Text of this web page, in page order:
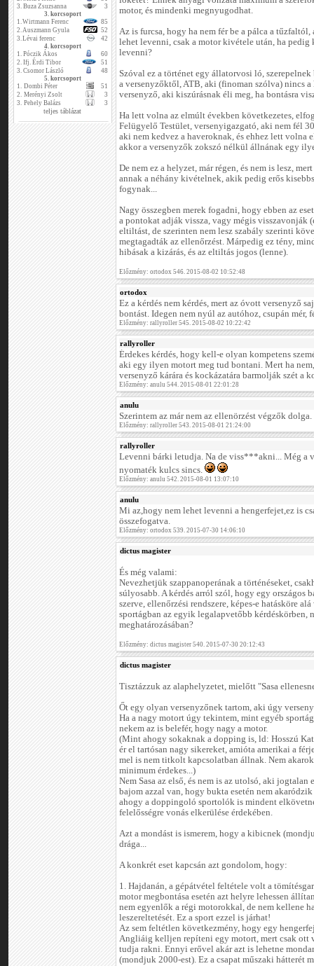
3. Buza Zsuzsanna
3
3. korcsoport
1.Wirtmann Ferenc
85
2.Auszmann Gyula
52
3.Lévai ferenc
42
4. korcsoport
1. Póczik Ákos
60
2. Ifj. Érdi Tibor
51
3. Csomor László
48
5. korcsoport
1. Dombi Péter
51
2. Merényi Zsolt
3
3. Pehely Balázs 3
teljes táblázat
motor, és mindenki megnyugodhat.
Az is furcsa, hogy ha nem fér be a pálca a
lehet levenni, csak a motor kivétele után, ha
levenni?
Szóval ez a történet egy állatorvosi ló,
a versenyzőktől, ATB, aki (finoman szólva) nincs a
versenyző, aki kiszúrásnak éli meg, ha bontásra
Ha lett volna az elmúlt években következetes,
Felügyelő Testület, versenyigazgató, aki nem fél
aki nem kedvez a haveroknak, és ehhez lett volna
akkor a versenyzők zokszó nélkül állnának egy
De nem ez a helyzet, már régen, és nem is lesz,
annak a néhány kivételnek, akik pedig erős
fogynak...
Nagy összegben merek fogadni, hogy ebben az
a pontokat adják vissza, vagy mégis visszavonják
eltiltást, de szerinten nem lesz szabály szerinti
megtagadták az ellenőrzést. Márpedig ez tény,
hibásak a kizárás, és az eltiltás jogos (lenne).
Előzmény: ortodox 546. 2015-08-02 10:52:48
ortodox
Ez a kérdés nem kérdés, mert az óvott versenyző
bontást. Idegen nem nyúl az autóhoz, csupán mér,
Előzmény: rallyroller 545. 2015-08-02 10:22:42
rallyroller
Érdekes kérdés, hogy kell-e olyan kompetens
aki egy ilyen motort meg tud bontani. Mert ha
versenyző kárára és kockázatára barmolják szét a
Előzmény: anulu 544. 2015-08-01 22:01:28
anulu
Szerintem az már nem az ellenörzést végzők dolga.
Előzmény: rallyroller 543. 2015-08-01 21:24:00
rallyroller
Levenni bárki letudja. Na de viss***akni... Még a
nyomaték kulcs sincs.
Előzmény: anulu 542. 2015-08-01 13:07:10
anulu
Mi az,hogy nem lehet levenni a hengerfejet,ez is
összefogatva.
Előzmény: ortodox 539. 2015-07-30 14:06:10
dictus magister
És még valami:
Nevezhetjük szappanoperának a történéseket,
súlyosabb. A kérdés arról szól, hogy egy országos
szerve, ellenőrzési rendszere, képes-e hatásköre
sportágban az egyik legalapvetőbb kérdéskörben,
meghatározásában?
Előzmény: dictus magister 540. 2015-07-30 20:12:43
dictus magister
Tisztázzuk az alaphelyzetet, mielőtt "Sasa
Őt egy olyan versenyzőnek tartom, aki úgy
Ha a nagy motort úgy tekintem, mint egyéb
nekem az is belefér, hogy nagy a motor.
(Mint ahogy sokaknak a dopping is, ld: Hosszú
ér el tartósan nagy sikereket, amióta amerikai a
mel is nem titkolt kapcsolatban állnak. Nem
minimum érdekes...)
Nem Sasa az első, és nem is az utolsó, aki
bajom azzal van, hogy bukta esetén nem
ahogy a doppingoló sportolók is mindent
felelősségre vonás elkerülése érdekében.
Azt a mondást is ismerem, hogy a kibicnek
drága...
A konkrét eset kapcsán azt gondolom, hogy:
1. Hajdanán, a gépátvétel feltétele volt a
motor megbontása esetén azt helyre lehessen
nem egyenlők a régi motorokkal, de nem kellene
leszereltetését. Ez a sport ezzel is járhat!
Az sem feltétlen következmény, hogy egy
Angliáig kelljen repíteni egy motort, mert csak ott
tudja rakni. Ennyi erővel akár azt is lehetne
(mondjuk 2000-est). Ez a csapat műszaki hátterét